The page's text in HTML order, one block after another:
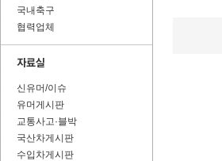
국내축구
협력업체
신유머/이슈
유머게시판
교통사고·블박
국산차게시판
수입차게시판